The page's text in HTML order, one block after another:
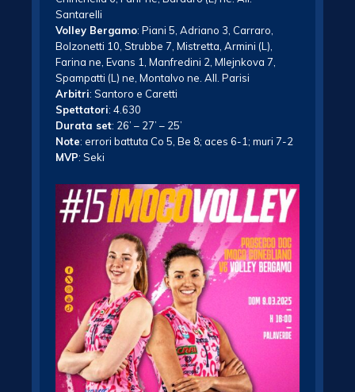
Santarelli
Volley Bergamo: Piani 5, Adriano 3, Carraro,
Bolzonetti 10, Strubbe 7, Mistretta, Armini (L),
Farina ne, Evans 1, Manfredini 2, Mlejnkova 7,
Spampatti (L) ne, Montalvo ne. All. Parisi
Arbitri: Santoro e Caretti
Spettatori: 4.630
Durata set: 26’ – 27’ – 25’
Note: errori battuta Co 5, Be 8; aces 6-1; muri 7-2
MVP: Seki